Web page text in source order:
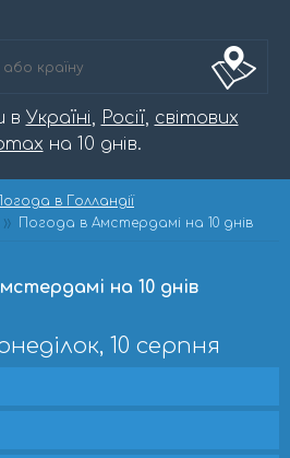
в Україні, Росії, світових
на 10 днів.
Погода в Голландії
Погода в Амстердамі на 10 днів
на 10 днів
10 серпня